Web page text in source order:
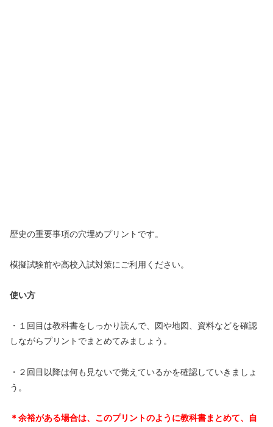
歴史の重要事項の穴埋めプリントです。
模擬試験前や高校入試対策にご利用ください。
使い方
・１回目は教科書をしっかり読んで、図や地図、資料などを確認
しながらプリントでまとめてみましょう。
・２回目以降は何も見ないで覚えているかを確認していきましょ
う。
＊余裕がある場合は、このプリントのように教科書まとめて、自